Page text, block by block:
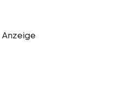
Anzeige